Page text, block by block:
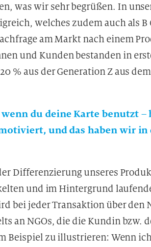
was wir sehr begrüßen. In
welches zudem auch als
am Markt nach einem
und Kunden bestanden in
% aus der Generation Z aus
wenn du deine Karte benutzt
und das haben wir in
Differenzierung unseres
und im Hintergrund
bei jeder Transaktion über den
an NGOs, die die Kundin bzw.
Beispiel zu illustrieren: Wenn